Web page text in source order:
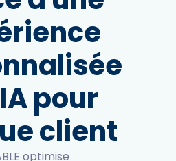
pour
client
optimise